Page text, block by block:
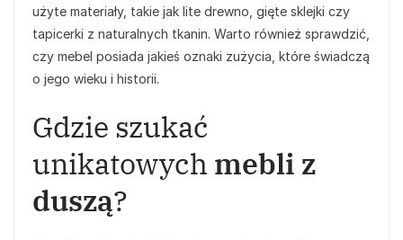
użyte materiały, takie jak lite drewno, gięte sklejki czy
tapicerki z naturalnych tkanin. Warto również sprawdzić,
czy mebel posiada jakieś oznaki zużycia, które świadczą
o jego wieku i historii.
Gdzie szukać
unikatowych mebli z
duszą?